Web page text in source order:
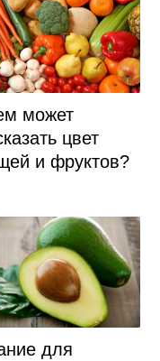
может
цвет
и фруктов?
для